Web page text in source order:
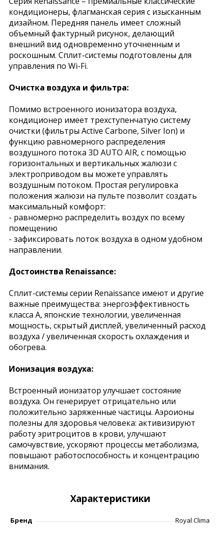
кондиционеры, флагманская серия с изысканным
дизайном. Передняя панель имеет сложный
объемный фактурный рисунок, делающий
внешний вид одновременно уточненным и
роскошным. Сплит-системы подготовлены для
управления по Wi-Fi.
Очистка воздуха и фильтра:
Помимо встроенного ионизатора воздуха,
кондиционер имеет трехступенчатую систему
очистки (фильтры Active Carbone, Silver Ion) и
функцию равномерного распределения
воздушного потока 3D AUTO AIR, с помощью
горизонтальных и вертикальных жалюзи с
электроприводом вы можете управлять
воздушным потоком. Простая регулировка
положения жалюзи на пульте позволит создать
максимальный комфорт:
- равномерно распределить воздух по всему
помещению
- зафиксировать поток воздуха в одном удобном
направлении.
Достоинства Renaissance:
Сплит-системы серии Renaissance имеют и другие
важные преимущества: энергоэффективность
класса А, японские технологии, увеличенная
мощность, скрытый дисплей, увеличенный расход
воздуха / увеличенная скорость охлаждения и
обогрева.
Ионизация воздуха:
Встроенный ионизатор улучшает состояние
воздуха. Он генерирует отрицательно или
положительно заряженные частицы. Аэроионы
полезны для здоровья человека: активизируют
работу эритроцитов в крови, улучшают
самочувствие, ускоряют процессы метаболизма,
повышают работоспособность и концентрацию
внимания.
Характеристики
Бренд Royal Clima